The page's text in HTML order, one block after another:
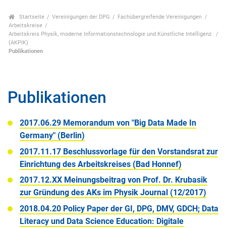
Startseite Vereinigungen der DPG
Fachübergreifende Vereinigungen
Arbeitskreise
Arbeitskreis Physik, moderne Informationstechnologie und Künstliche Intelligenz
(AKPIK)
Publikationen
Publikationen
2017.06.29 Memorandum von "Big Data Made In
Germany" (Berlin)
2017.11.17 Beschlussvorlage für den Vorstandsrat zur
Einrichtung des Arbeitskreises (Bad Honnef)
2017.12.XX Meinungsbeitrag von Prof. Dr. Krubasik
zur Gründung des AKs im Physik Journal (12/2017)
2018.04.20 Policy Paper der GI, DPG, DMV, GDCH; Data
Literacy und Data Science Education: Digitale